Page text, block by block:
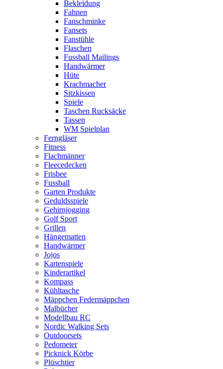
Bekleidung
Fahnen
Fanschminke
Fansets
Fanstühle
Flaschen
Fussball Mailings
Handwärmer
Hüte
Krachmacher
Sitzkissen
Spiele
Taschen Rucksäcke
Tassen
WM Spielplan
Ferngläser
Fitness
Flachmänner
Fleecedecken
Frisbee
Fussball
Garten Produkte
Geduldsspiele
Gehirnjogging
Golf Sport
Grillen
Hängematten
Handwärmer
Jojos
Kartenspiele
Kinderartikel
Kompass
Kühltasche
Mäppchen Federmäppchen
Malbücher
Modellbau RC
Nordic Walking Sets
Outdoorsets
Pedometer
Picknick Körbe
Plüschtier